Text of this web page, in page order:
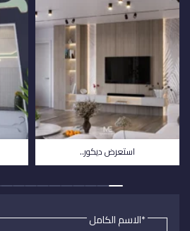
*الاسم الكامل
استعرض ديكور..